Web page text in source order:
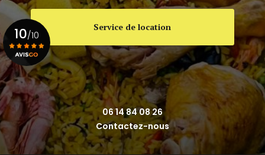
Service de location
06 14 84 08 26
Contactez-nous
10/10
Voir le certificat